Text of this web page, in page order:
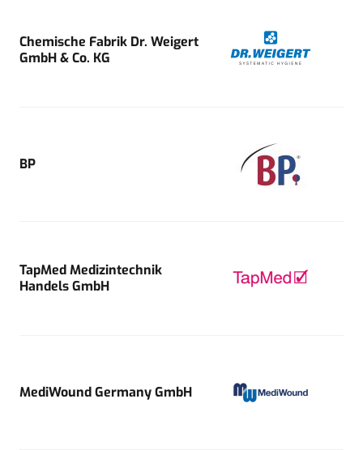
Chemische Fabrik Dr. Weigert
GmbH & Co. KG
BP
TapMed Medizintechnik
Handels GmbH
MediWound Germany GmbH